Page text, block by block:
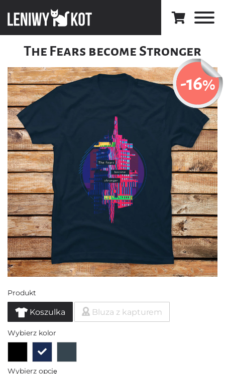
The Fears become Stronger
-16%
Produkt
Koszulka Bluza z kapturem
Wybierz kolor
Wybierz opcję